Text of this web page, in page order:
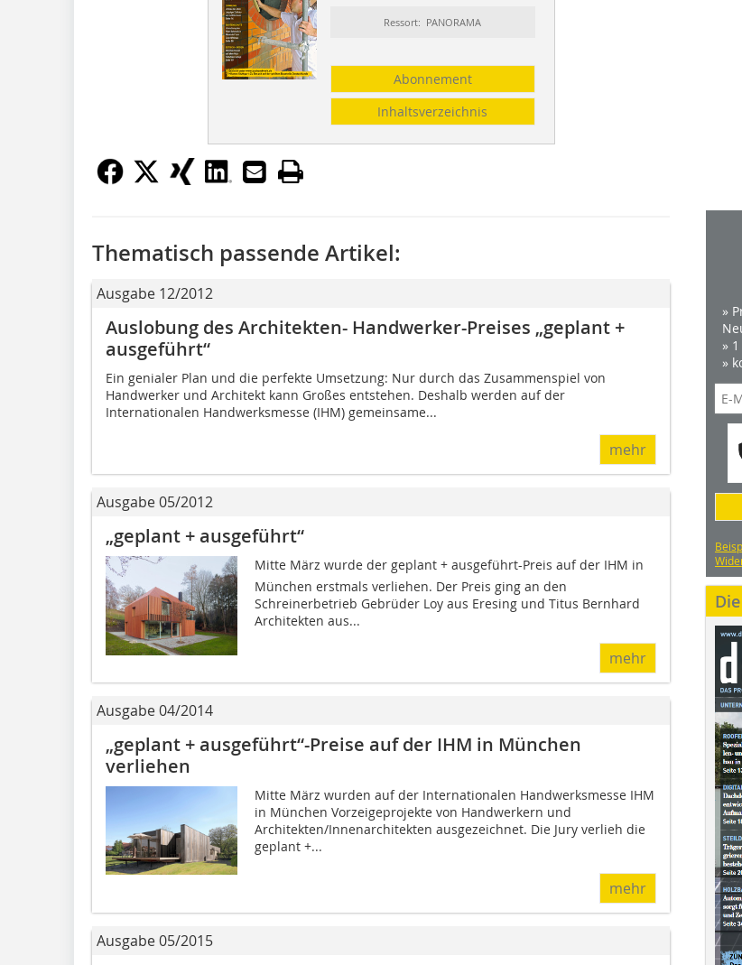
Ressort: PANORAMA
Abonnement
Inhaltsverzeichnis
Thematisch passende Artikel:
Ausgabe 12/2012
Auslobung des Architekten- Handwer­ker-Preises „geplant +
ausgeführt“
Ein genialer Plan und die perfekte Umsetzung: Nur durch das Zusammenspiel von
Handwerker und Architekt kann Großes entstehen. Deshalb werden auf der
Internationalen Handwerksmesse (IHM) gemeinsame...
mehr
Ausgabe 05/2012
„geplant + ausgeführt“
Mitte März wurde der geplant + ausgeführt-Preis auf der IHM in
München erstmals verliehen. Der Preis ging an den
Schreinerbetrieb Gebrüder Loy aus Eresing und Titus Bernhard
Architekten aus...
mehr
Ausgabe 04/2014
„geplant + ausgeführt“-Preise auf der IHM in München
verliehen
Mitte März wurden auf der Internationalen Handwerksmesse IHM
in München Vorzeigeprojekte von Handwerkern und
Architekten/Innenarchitekten ausgezeichnet. Die Jury verlieh die
geplant +...
mehr
Ausgabe 05/2015
»
»
»